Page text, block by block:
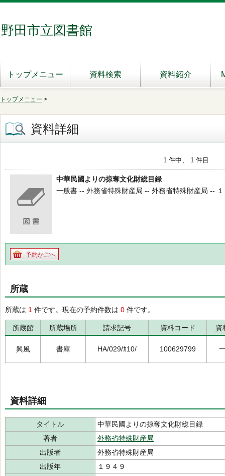
野田市立図書館
トップメニュー 資料検索 資料紹介
トップメニュー >
資料詳細
1 件中、 1 件目
中華民國よりの掠奪文化財総目録
一般書 -- 外務省特殊財産局 -- 外務省特殊財産局 --
予約かごへ
所蔵
所蔵は 1 件です。現在の予約件数は 0 件です。
所蔵館 所蔵場所 請求記号 資料コード 資
興風 書庫 HA/029/ｶ10/ 100629799
資料詳細
タイトル
中華民國よりの掠奪文化財総目録
著者
外務省特殊財産局
出版者
外務省特殊財産局
出版年
１９４９